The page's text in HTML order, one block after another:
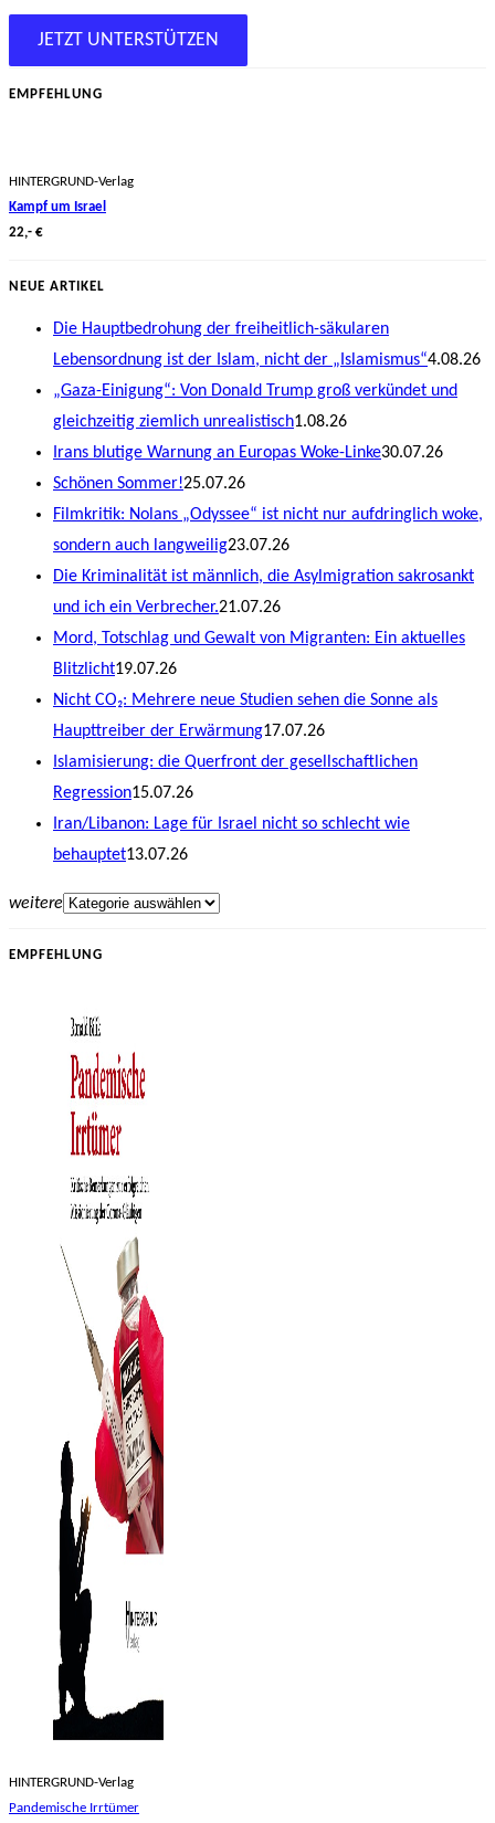
JETZT UNTERSTÜTZEN
EMPFEHLUNG
HINTERGRUND-Verlag
Kampf um Israel
22,- €
NEUE ARTIKEL
Die Hauptbedrohung der freiheitlich-säkularen
Lebensordnung ist der Islam, nicht der „Islamismus“4.08.26
„Gaza-Einigung“: Von Donald Trump groß verkündet und
gleichzeitig ziemlich unrealistisch1.08.26
Irans blutige Warnung an Europas Woke-Linke30.07.26
Schönen Sommer!25.07.26
Filmkritik: Nolans „Odyssee“ ist nicht nur aufdringlich woke,
sondern auch langweilig23.07.26
Die Kriminalität ist männlich, die Asylmigration sakrosankt
und ich ein Verbrecher.21.07.26
Mord, Totschlag und Gewalt von Migranten: Ein aktuelles
Blitzlicht19.07.26
Nicht CO₂: Mehrere neue Studien sehen die Sonne als
Haupttreiber der Erwärmung17.07.26
Islamisierung: die Querfront der gesellschaftlichen
Regression15.07.26
Iran/Libanon: Lage für Israel nicht so schlecht wie
behauptet13.07.26
weitere
EMPFEHLUNG
HINTERGRUND-Verlag
Pandemische Irrtümer